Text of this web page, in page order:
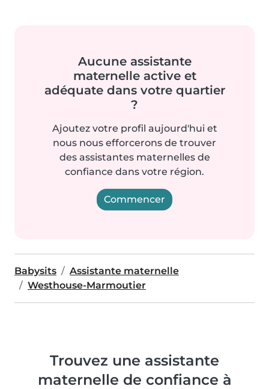
Aucune assistante
maternelle active et
adéquate dans votre quartier
?
Ajoutez votre profil aujourd'hui et
nous nous efforcerons de trouver
des assistantes maternelles de
confiance dans votre région.
Commencer
Babysits
Assistante maternelle
Westhouse-Marmoutier
Trouvez une assistante
maternelle de confiance à